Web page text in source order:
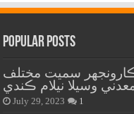
Popular Posts
تي ڪارونجهر سميت مختلف
وسيلا نيلام ڪندي
July 29, 2023 1